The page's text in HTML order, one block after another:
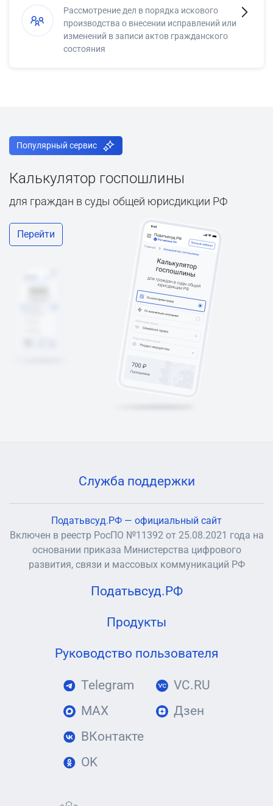
Рассмотрение дел в порядка искового
производства о внесении исправлений или
изменений в записи актов гражданского
состояния
Популярный сервис
Калькулятор госпошлины
для граждан в суды общей юрисдикции РФ
Перейти
Служба поддержки
Податьвсуд.РФ — официальный сайт
Включен в реестр РосПО №11392 от 25.08.2021 года на
основании приказа Министерства цифрового
развития, связи и массовых коммуникаций РФ
Податьвсуд.РФ
Продукты
Руководство пользователя
Telegram
MAX
ВКонтакте
OK
VC.RU
Дзен